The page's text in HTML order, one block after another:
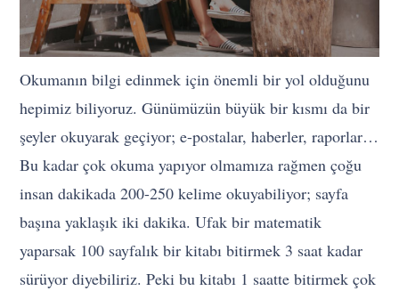
Okumanın bilgi edinmek için önemli bir yol olduğunu
hepimiz biliyoruz. Günümüzün büyük bir kısmı da bir
şeyler okuyarak geçiyor; e-postalar, haberler, raporlar…
Bu kadar çok okuma yapıyor olmamıza rağmen çoğu
insan dakikada 200-250 kelime okuyabiliyor; sayfa
başına yaklaşık iki dakika. Ufak bir matematik
yaparsak 100 sayfalık bir kitabı bitirmek 3 saat kadar
sürüyor diyebiliriz. Peki bu kitabı 1 saatte bitirmek çok